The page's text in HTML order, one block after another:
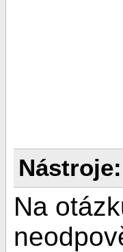
Nástroje:
Na